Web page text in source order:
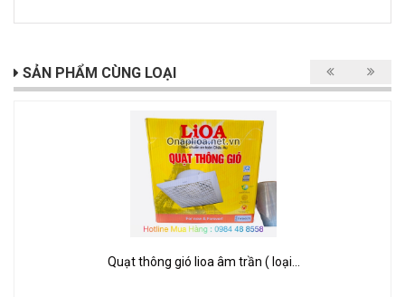
SẢN PHẨM CÙNG LOẠI
Quạt thông gió lioa âm trần ( loại...